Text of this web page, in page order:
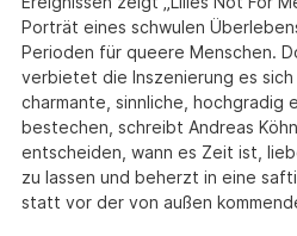
Porträt eines schwulen
Perioden für queere Menschen.
verbietet die Inszenierung es
charmante, sinnliche, hochgradig
bestechen, schreibt Andreas
entscheiden, wann es Zeit ist,
zu lassen und beherzt in eine
statt vor der von außen